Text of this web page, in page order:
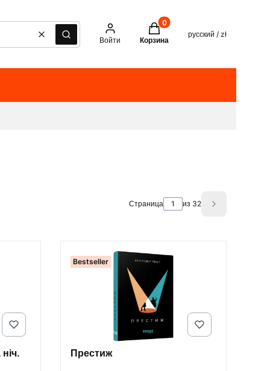
ОчиститьПоиск Войти
Товары в корзине: 0. See
Корзина
русский / zł
Страница из 32 Next
Bestseller
Престиж